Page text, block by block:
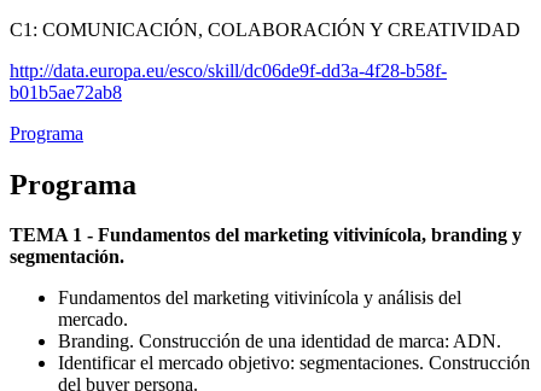
C1: COMUNICACIÓN, COLABORACIÓN Y CREATIVIDAD
http://data.europa.eu/esco/skill/dc06de9f-dd3a-4f28-b58f-
b01b5ae72ab8
Programa
Programa
TEMA 1 - Fundamentos del marketing vitivinícola, branding y
segmentación.
Fundamentos del marketing vitivinícola y análisis del
mercado.
Branding. Construcción de una identidad de marca: ADN.
Identificar el mercado objetivo: segmentaciones. Construcción
del buyer persona.